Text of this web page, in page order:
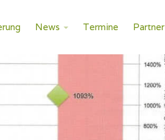
News Termine Partner